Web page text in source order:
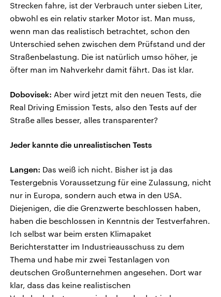
Strecken fahre, ist der Verbrauch unter sieben Liter,
obwohl es ein relativ starker Motor ist. Man muss,
wenn man das realistisch betrachtet, schon den
Unterschied sehen zwischen dem Prüfstand und der
Straßenbelastung. Die ist natürlich umso höher, je
öfter man im Nahverkehr damit fährt. Das ist klar.
Dobovisek: Aber wird jetzt mit den neuen Tests, die
Real Driving Emission Tests, also den Tests auf der
Straße alles besser, alles transparenter?
Jeder kannte die unrealistischen Tests
Langen: Das weiß ich nicht. Bisher ist ja das
Testergebnis Voraussetzung für eine Zulassung, nicht
nur in Europa, sondern auch etwa in den USA.
Diejenigen, die die Grenzwerte beschlossen haben,
haben die beschlossen in Kenntnis der Testverfahren.
Ich selbst war beim ersten Klimapaket
Berichterstatter im Industrieausschuss zu dem
Thema und habe mir zwei Testanlagen von
deutschen Großunternehmen angesehen. Dort war
klar, dass das keine realistischen